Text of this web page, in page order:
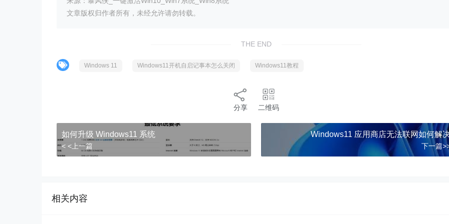
文章版权归作者所有，未经允许请勿转载。
THE END
Windows 11 Windows11开机自启记事本怎么关闭 Windows11教程
分享 二维码
如何升级 Windows11 系统
< <上一篇
Windows11 应用商店无法联网如何解
下一篇
相关内容